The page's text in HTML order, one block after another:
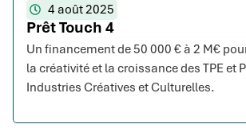
4 août 2025
Prêt Touch 4
Un financement de 50 000 € à 2 M€
la créativité et la croissance des TPE et
Industries Créatives et Culturelles.